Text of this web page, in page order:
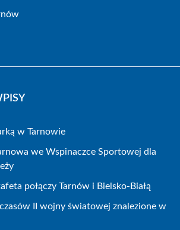
w Tarnowie
we Wspinaczce Sportowej dla
połączy Tarnów i Bielsko-Białą
II wojny światowej znalezione w